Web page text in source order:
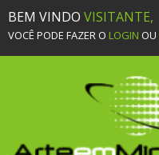
BEM VINDO VISITANTE,
VOCÊ PODE FAZER O LOGIN OU